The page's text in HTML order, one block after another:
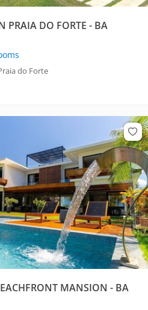
PRAIA DO FORTE - BA
do Forte
MANSION - BA